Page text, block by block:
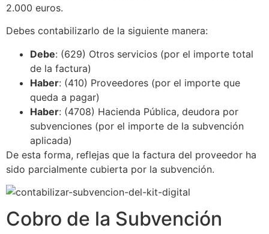
2.000 euros.
Debes contabilizarlo de la siguiente manera:
Debe: (629) Otros servicios (por el importe total
de la factura)
Haber: (410) Proveedores (por el importe que
queda a pagar)
Haber: (4708) Hacienda Pública, deudora por
subvenciones (por el importe de la subvención
aplicada)
De esta forma, reflejas que la factura del proveedor ha
sido parcialmente cubierta por la subvención.
Cobro de la Subvención